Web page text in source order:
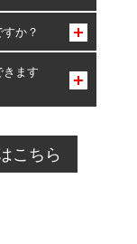
。か？
同時にご予約が
きます
場合のご予約
約の店舗まで
こちら